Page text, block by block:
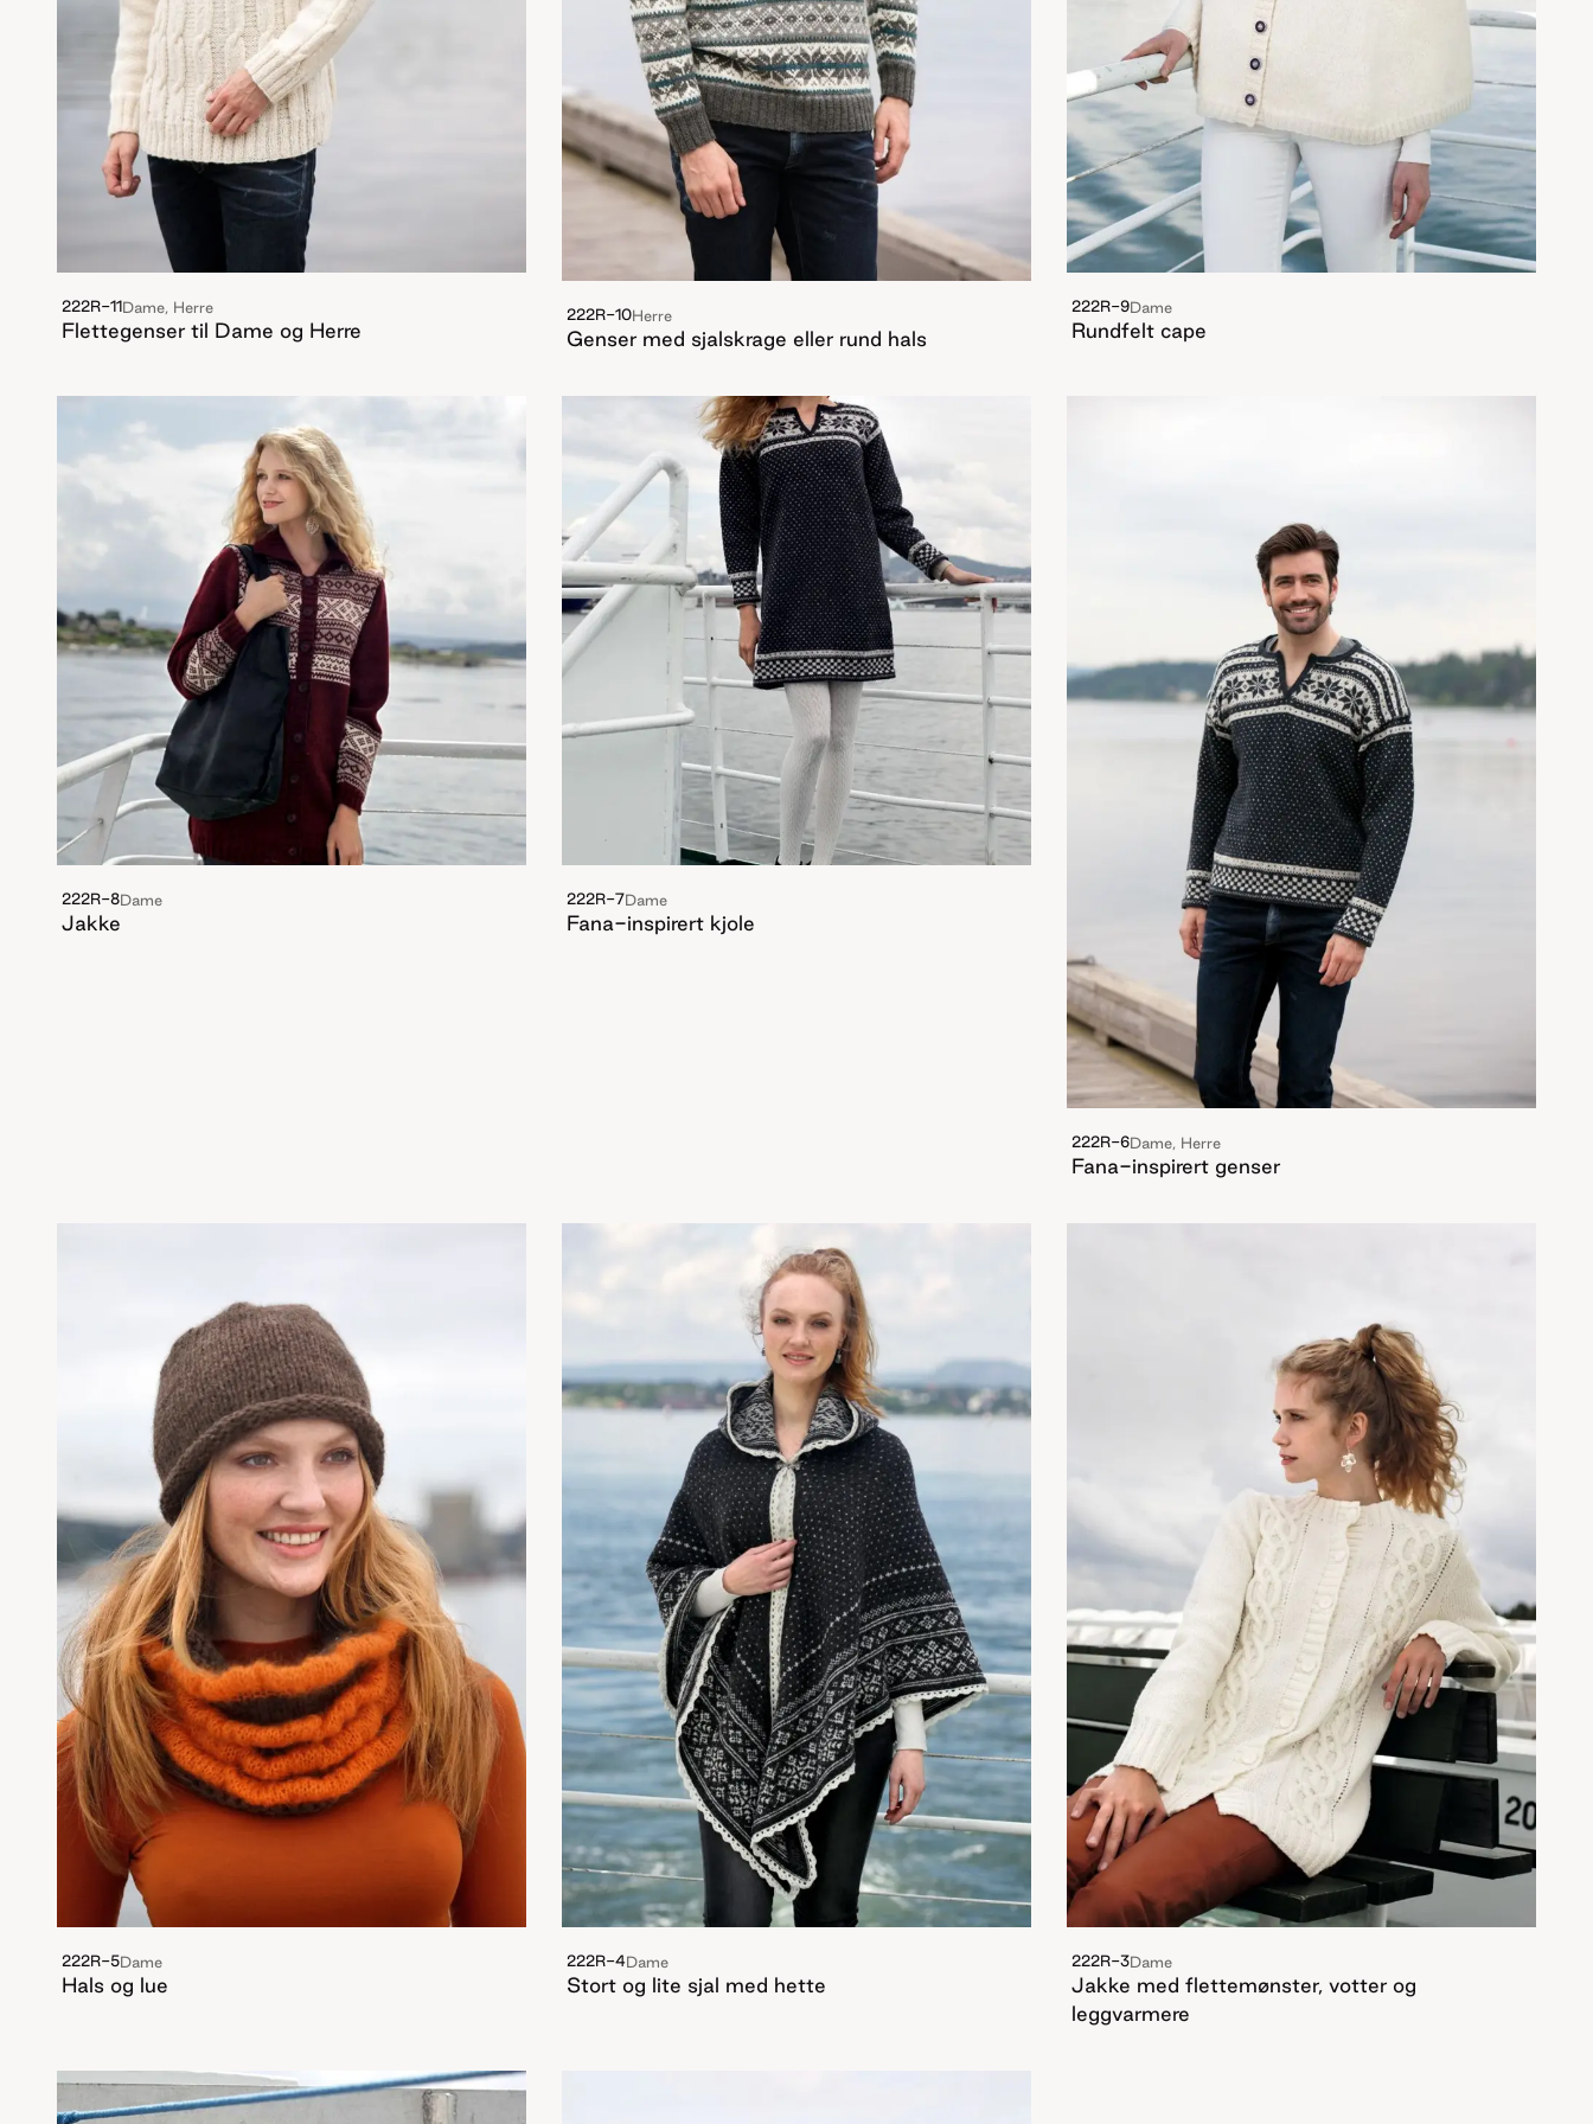
222R-11Dame, Herre
Flettegenser til Dame og Herre
222R-10Herre
Genser med sjalskrage eller rund hals
222R-9Dame
Rundfelt cape
222R-8Dame
Jakke
222R-7Dame
Fana-inspirert kjole
222R-6Dame, Herre
Fana-inspirert genser
222R-5Dame
Hals og lue
222R-4Dame
Stort og lite sjal med hette
222R-3Dame
Jakke med flettemønster, votter og
leggvarmere